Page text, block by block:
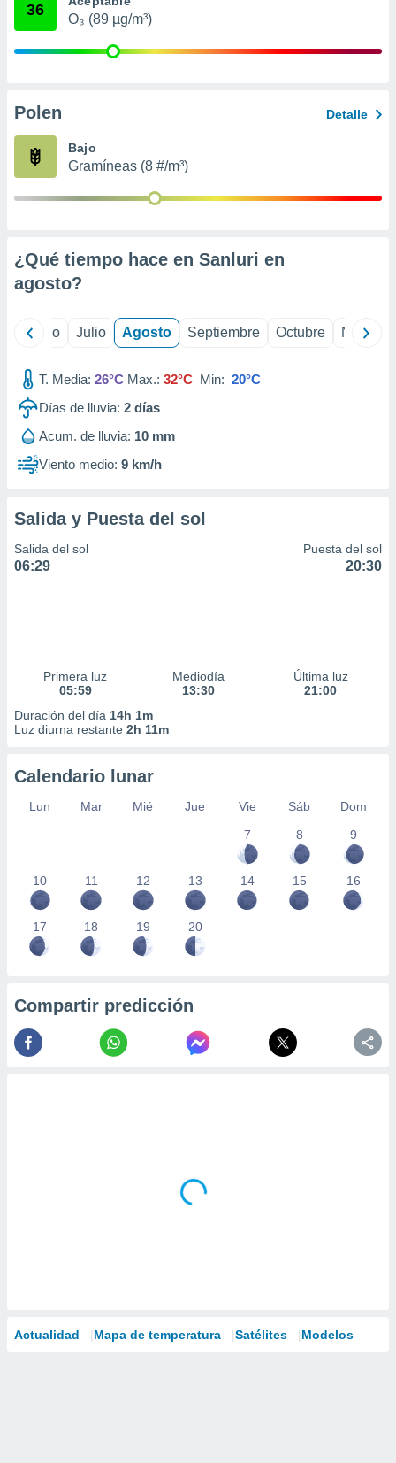
publicidad
de
1199
36
O₃ (89 µg/m³)
Polen Detalle
Bajo
Gramíneas (8 #/m³)
¿Qué tiempo hace en Sanluri en
agosto?
Junio Julio Agosto Septiembre Octubre
T. Media: 26°C Max.: 32°C Min: 20°C
Días de lluvia: 2 días
Acum. de lluvia: 10 mm
Viento medio: 9 km/h
Salida y Puesta del sol
Salida del sol
06:29
Puesta del sol
20:30
Primera luz
05:59
Mediodía
13:30
Última luz
21:00
Duración del día 14h 1m
Luz diurna restante 2h 11m
Calendario lunar
Lun Mar Mié Jue Vie Sáb
Dom
7
8 9
10 11 12 13 14 15 16
17 18 19 20
Compartir predicción
Actualidad Mapa de temperatura Satélites Modelos